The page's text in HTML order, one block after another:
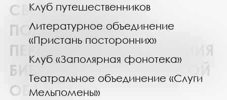
Клуб путешественников
Литературное объединение
«Пристань посторонних»
Клуб «Заполярная фонотека»
Театральное объединение «Слуги
Мельпомены»
СВОДНЫЙ КАТАЛОГ
ПОДПИСКИ НА
ПЕРИОДИЧЕСКИЕ ИЗДАНИЯ
БИБЛИОТЕК МУРМАНСКОЙ
ОБЛАСТИ